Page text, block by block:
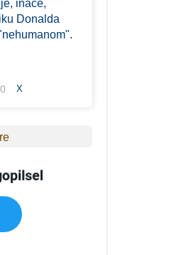
inače,
Donalda
X